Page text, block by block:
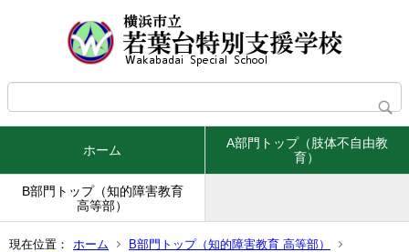
ホーム
A部門トップ（肢体不自由教
育）
B部門トップ（知的障害教育
高等部）
現在位置： ホーム
B部門トップ（知的障害教育 高等部）